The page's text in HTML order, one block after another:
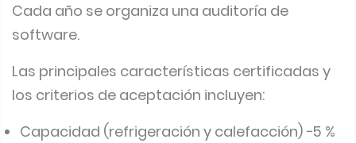
Cada año se organiza una auditoría de
software.
Las principales características certificadas y
los criterios de aceptación incluyen:
Capacidad (refrigeración y calefacción) −5 %